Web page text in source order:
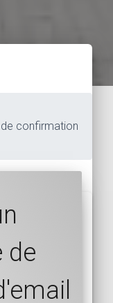
confirmation
de